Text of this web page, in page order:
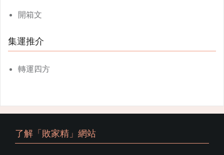
開箱文
集運推介
轉運四方
了解「敗家精」網站